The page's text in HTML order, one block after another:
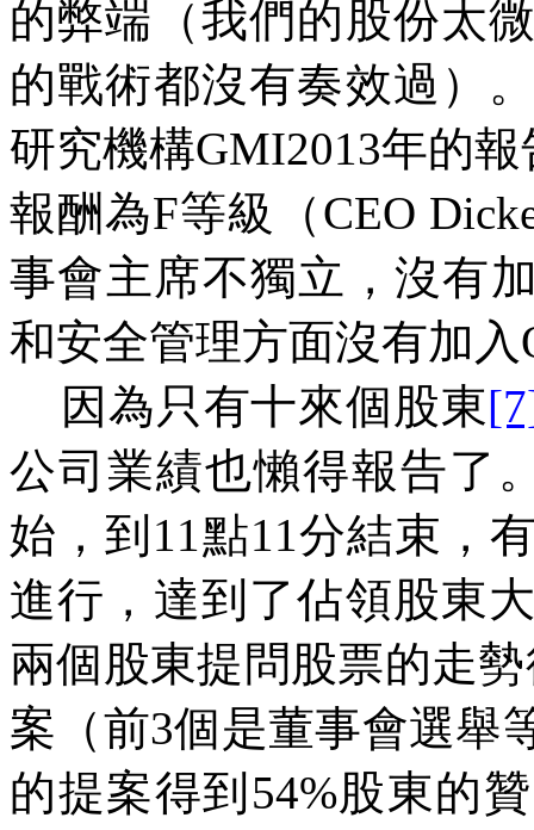
的弊端（我們的股份太
的戰術都沒有奏效過）
研究機構GMI2013年的報
報酬為F等級（CEO
事會主席不獨立，沒有
和安全管理方面沒有加入
因為只有十來個股東
公司業績也懶得報告了
始，到 11點11分結束，
進行，達到了佔領股東
兩個股東提問股票的走
案（前3個是董事會選舉
的提案得到 54%股東的